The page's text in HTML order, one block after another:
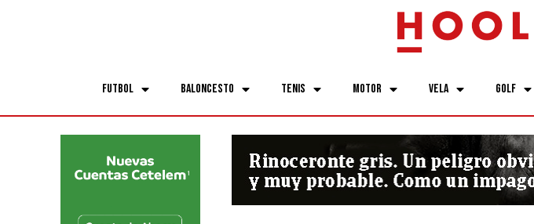
Futbol Baloncesto Tenis Motor Vela Golf